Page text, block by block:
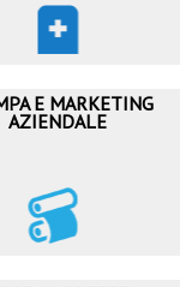
E MARKETING
AZIENDALE